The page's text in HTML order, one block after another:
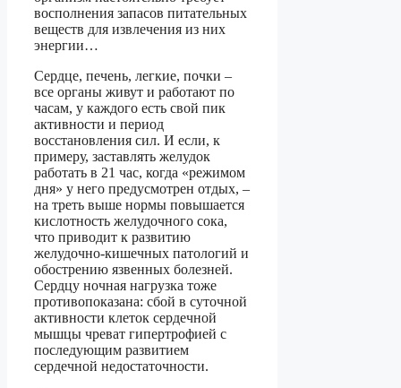
восполнения запасов питательных
веществ для извлечения из них
энергии…
Сердце, печень, легкие, почки –
все органы живут и работают по
часам, у каждого есть свой пик
активности и период
восстановления сил. И если, к
примеру, заставлять желудок
работать в 21 час, когда «режимом
дня» у него предусмотрен отдых, –
на треть выше нормы повышается
кислотность желудочного сока,
что приводит к развитию
желудочно-кишечных патологий и
обострению язвенных болезней.
Сердцу ночная нагрузка тоже
противопоказана: сбой в суточной
активности клеток сердечной
мышцы чреват гипертрофией с
последующим развитием
сердечной недостаточности.